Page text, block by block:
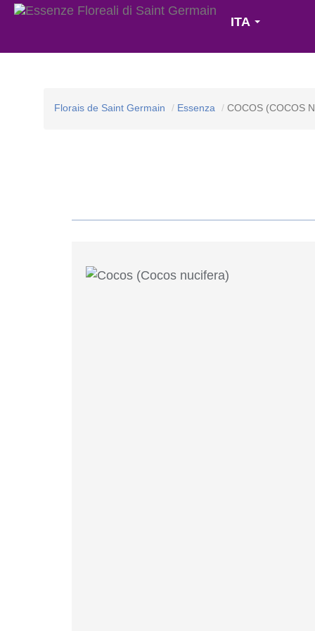
ITA
Florais de Saint Germain Essenza COCOS (COCOS